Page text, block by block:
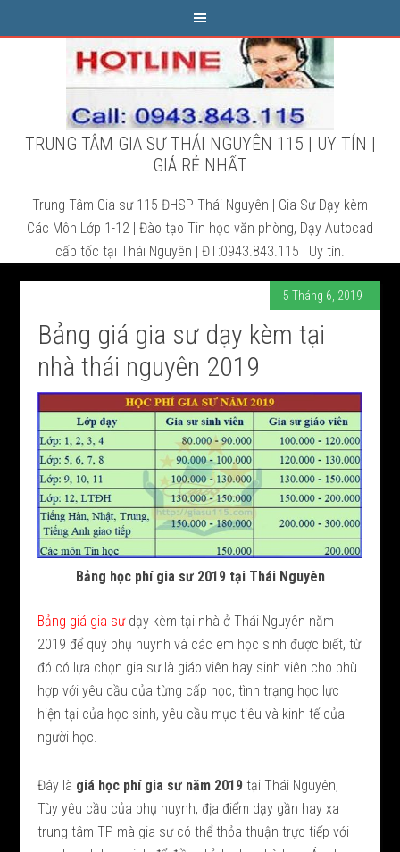
TRUNG TÂM GIA SƯ THÁI NGUYÊN 115 | UY TÍN |
GIÁ RẺ NHẤT
Trung Tâm Gia sư 115 ĐHSP Thái Nguyên | Gia Sư Dạy kèm
Các Môn Lớp 1-12 | Đào tạo Tin học văn phòng, Dạy Autocad
cấp tốc tại Thái Nguyên | ĐT:0943.843.115 | Uy tín.
5 Tháng 6, 2019
Bảng giá gia sư dạy kèm tại
nhà thái nguyên 2019
Bảng học phí gia sư 2019 tại Thái Nguyên
Bảng giá gia sưdạy kèm tại nhà ở Thái Nguyên năm
2019 để quý phụ huynh và các em học sinh được biết, từ
đó có lựa chọn gia sư là giáo viên hay sinh viên cho phù
hợp với yêu cầu của từng cấp học, tình trạng học lực
hiện tại của học sinh, yêu cầu mục tiêu và kinh tế của
người học.
Đây là giá học phí gia sư năm 2019 tại Thái Nguyên,
Tùy yêu cầu của phụ huynh, địa điểm dạy gần hay xa
trung tâm TP mà gia sư có thể thỏa thuận trực tiếp với